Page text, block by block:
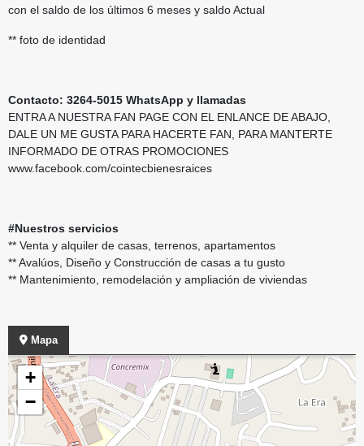
con el saldo de los últimos 6 meses y saldo Actual
** foto de identidad
Contacto: 3264-5015 WhatsApp y llamadas
ENTRA A NUESTRA FAN PAGE CON EL ENLANCE DE ABAJO,
DALE UN ME GUSTA PARA HACERTE FAN, PARA MANTERTE
INFORMADO DE OTRAS PROMOCIONES
www.facebook.com/cointecbienesraices
#Nuestros servicios
** Venta y alquiler de casas, terrenos, apartamentos
** Avalúos, Diseño y Construcción de casas a tu gusto
** Mantenimiento, remodelación y ampliación de viviendas
Mapa
+
−